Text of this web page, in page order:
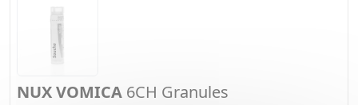
NUX VOMICA 6CH Granules